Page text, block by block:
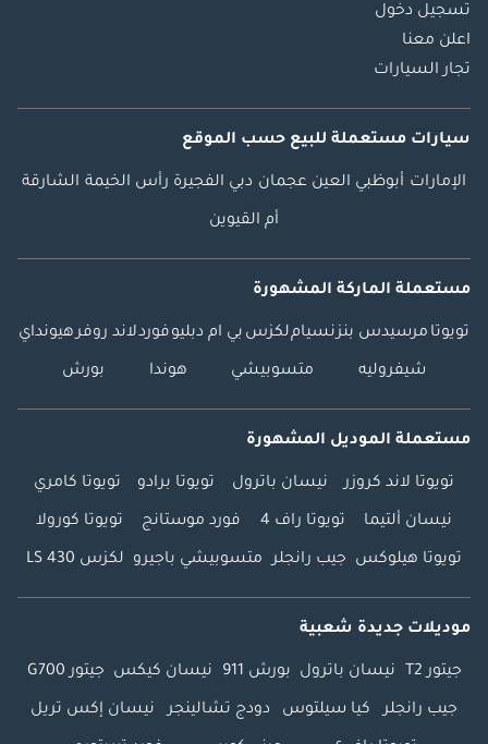
تسجيل دخول
اعلن معنا
تجار السيارات
سيارات مستعملة للبيع حسب الموقع
الإمارات أبوظبي العين عجمان دبي الفجيرة رأس الخيمة الشارقة
أم القيوين
مستعملة الماركة المشهورة
تويوتا مرسيدس بنزنسياملكزس بي ام دبليوفوردلاند روفرهيونداي
شيفروليه متسوبيشي هوندا بورش
مستعملة الموديل المشهورة
تويوتا لاند كروزر نيسان باترول تويوتا برادو تويوتا كامري
نيسان ألتيما تويوتا راف 4 فورد موستانج تويوتا كورولا
تويوتا هيلوكس جيب رانجلر متسوبيشي باجيرو لكزس LS 430
موديلات جديدة شعبية
جيتور T2 نيسان باترول بورش 911 نيسان كيكس جيتور G700
جيب رانجلر كيا سيلتوس دودج تشالينجر نيسان إكس تريل